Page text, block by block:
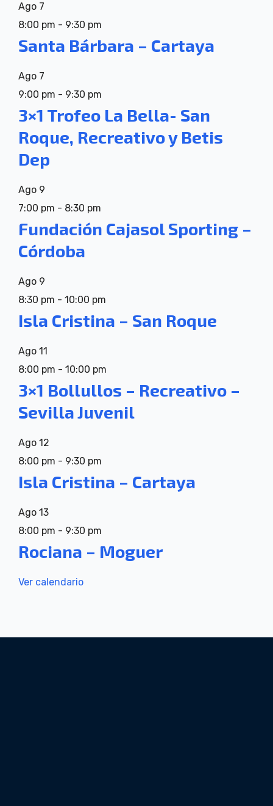
Ago 7
8:00 pm - 9:30 pm
Santa Bárbara – Cartaya
Ago 7
9:00 pm - 9:30 pm
3×1 Trofeo La Bella- San
Roque, Recreativo y Betis
Dep
Ago 9
7:00 pm - 8:30 pm
Fundación Cajasol Sporting –
Córdoba
Ago 9
8:30 pm - 10:00 pm
Isla Cristina – San Roque
Ago 11
8:00 pm - 10:00 pm
3×1 Bollullos – Recreativo –
Sevilla Juvenil
Ago 12
8:00 pm - 9:30 pm
Isla Cristina – Cartaya
Ago 13
8:00 pm - 9:30 pm
Rociana – Moguer
Ver calendario